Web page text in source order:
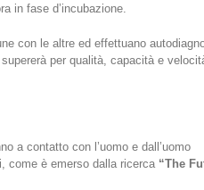
in fase d’incubazione.
con le altre ed effettuano
, supererà per qualità, capacità e
a contatto con l’uomo e dall’uomo
come è emerso dalla ricerca “The